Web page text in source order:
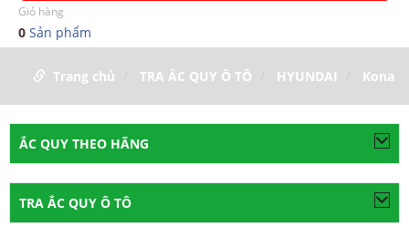
Giỏ hàng
0 Sản phẩm
Trang chủ TRA ẮC QUY Ô TÔ HYUNDAI Kona
ẮC QUY THEO HÃNG
TRA ẮC QUY Ô TÔ